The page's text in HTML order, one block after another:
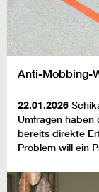
Anti-Mobbing-
22.01.2026
Umfragen
bereits direkte
Problem will ein